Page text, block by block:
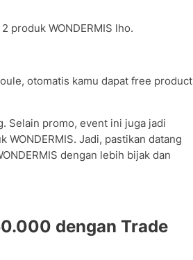
produk WONDERMIS lho.
otomatis kamu dapat free product
Selain promo, event ini juga jadi
Jadi, pastikan datang
dengan lebih bijak dan
dengan Trade